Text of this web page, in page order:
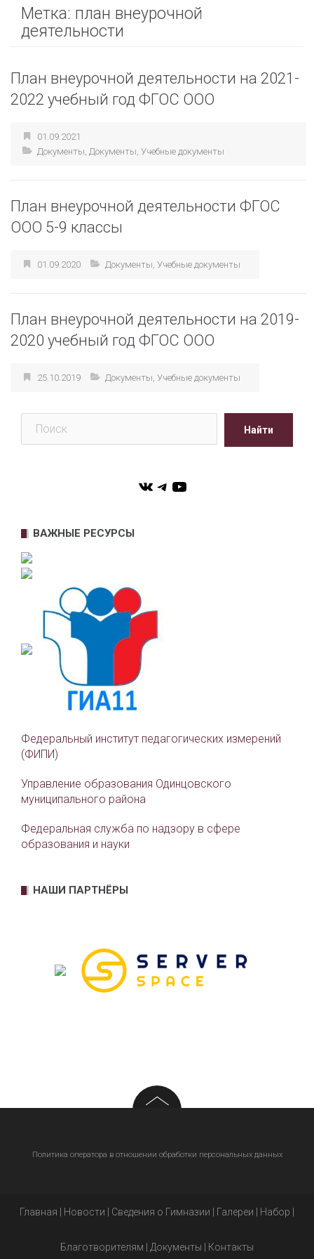
Метка: план внеурочной
деятельности
План внеурочной деятельности на 2021-
2022 учебный год ФГОС ООО
01.09.2021
Документы, Документы, Учебные документы
План внеурочной деятельности ФГОС
ООО 5-9 классы
01.09.2020 Документы, Учебные документы
План внеурочной деятельности на 2019-
2020 учебный год ФГОС ООО
25.10.2019 Документы, Учебные документы
Поиск
Найти
VKTelegram
YouTube
ВАЖНЫЕ РЕСУРСЫ
Федеральный институт педагогических измерений
(ФИПИ)
Управление образования Одинцовского
муниципального района
Федеральная служба по надзору в сфере
образования и науки
НАШИ ПАРТНЁРЫ
Политика оператора в отношении обработки персональных данных
Главная | Новости | Сведения о Гимназии | Галереи | Набор |
Благотворителям | Документы | Контакты